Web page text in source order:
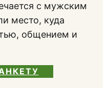
с мужским
место, куда
общением и